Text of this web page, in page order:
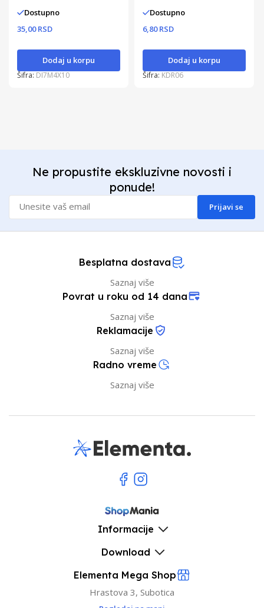
Dostupno
35,00 RSD
Dodaj u korpu
Šifra: DI7M4X10
Dostupno
6,80 RSD
Dodaj u korpu
Šifra: KDR06
Ne propustite ekskluzivne novosti i
ponude!
Prijavi se
Besplatna dostava
Saznaj više
Povrat u roku od 14 dana
Saznaj više
Reklamacije
Saznaj više
Radno vreme
Saznaj više
Informacije
Download
Elementa Mega Shop
Hrastova 3, Subotica